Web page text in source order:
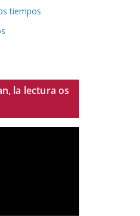
tiempos
la lectura os